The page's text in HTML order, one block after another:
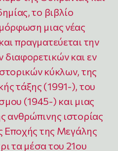
το βιβλίο
μιας νέας
πραγματεύεται την
και εν
κύκλων, της
τάξης (1991-), του
(1945-) και μιας
ανθρώπινης ιστορίας
Εποχής της Μεγάλης
τα μέσα του 21ου